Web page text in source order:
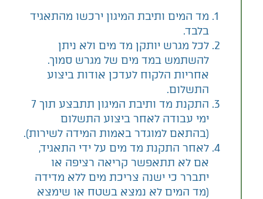
מד המים ותיבת המיגון ירכשו מהתאגיד
בלבד.
לכל מגרש יותקן מד מים ולא ניתן
להשתמש במד מים של מגרש סמוך.
אחריות הלקוח לעדכן אודות ביצוע
התשלום.
התקנת מד ותיבת המיגון תתבצע תוך 7
ימי עבודה לאחר ביצוע התשלום
(בהתאם למוגדר באמות המידה לשירות).
לאחר התקנת מד מים על ידי התאגיד,
אם לא תתאפשר קריאה רציפה או
יתברר כי ישנה צריכת מים ללא מדידה
(מד המים לא נמצא בשטח או שימצא